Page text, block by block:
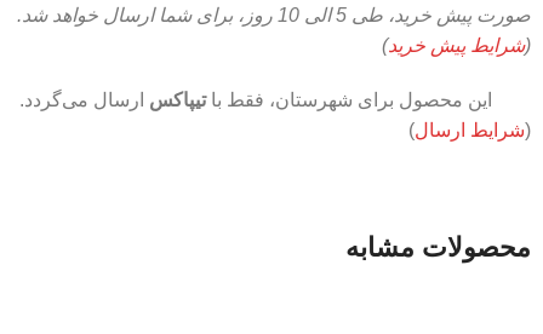
صورت پیش خرید، طی 5 الی 10 روز،
برای شما ارسال خواهد شد.
(شرایط پیش خرید)
این محصول برای شهرستان، فقط باتیپاکس ارسال می‌گردد.
(شرایط ارسال)
محصولات مشابه